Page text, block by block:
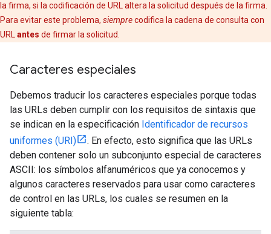
la firma, si la codificación de URL altera la solicitud después de la firma.
Para evitar este problema, siemprecodifica la cadena de consulta con
URL antes de firmar la solicitud.
Caracteres especiales
Debemos traducir los caracteres especiales porque todas
las URLs deben cumplir con los requisitos de sintaxis que
se indican en la especificación Identificador de recursos
uniformes (URI)
. En efecto, esto significa que las URLs
deben contener solo un subconjunto especial de caracteres
ASCII: los símbolos alfanuméricos que ya conocemos y
algunos caracteres reservados para usar como caracteres
de control en las URLs, los cuales se resumen en la
siguiente tabla: